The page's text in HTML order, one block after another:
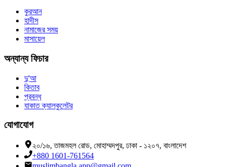
কুরআন
হাদীস
নামাজের সময়
মাসায়েল
অন্যান্য ফিচার
দু'আ
কিতাব
প্রবন্ধ
যাকাত ক্যালকুলেটর
যোগাযোগ
২০/১৬, তাজমহল রোড, মোহাম্মদপুর, ঢাকা - ১২০৭, বাংলাদেশ
+880 1601-761564